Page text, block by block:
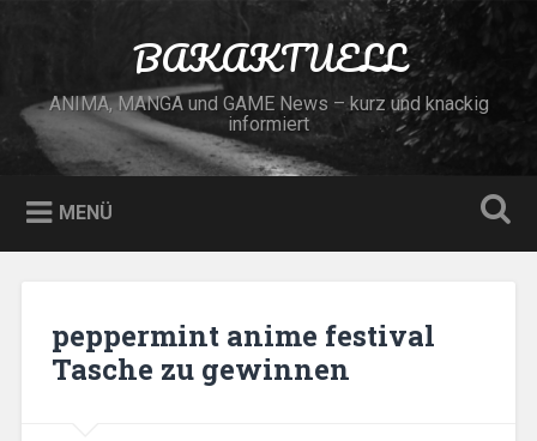
BAKAKTUELL
ANIMA, MANGA und GAME News – kurz und knackig
informiert
MENÜ
peppermint anime festival
Tasche zu gewinnen